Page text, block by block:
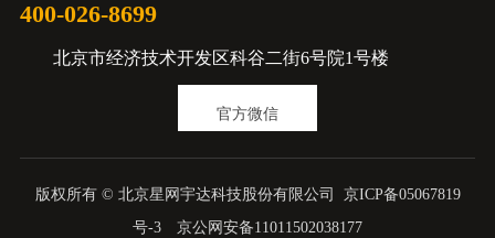
400-026-8699
北京市经济技术开发区科谷二街6号院1号楼
官方微信
版权所有 © 北京星网宇达科技股份有限公司 京ICP备05067819
号-3
京公网安备11011502038177